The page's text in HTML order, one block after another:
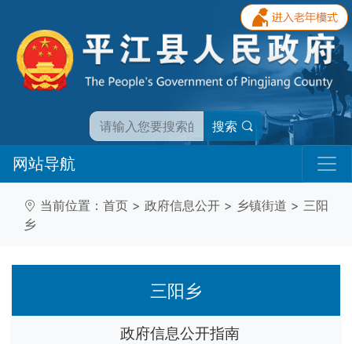
搜索
网站导航
当前位置： 首页 > 政府信息公开 > 乡镇街道 > 三阳
乡
三阳乡
政府信息公开指南